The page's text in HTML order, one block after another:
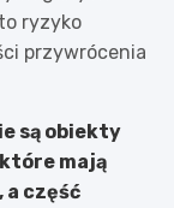
ryzyko
przywrócenia
są obiekty
które mają
a część